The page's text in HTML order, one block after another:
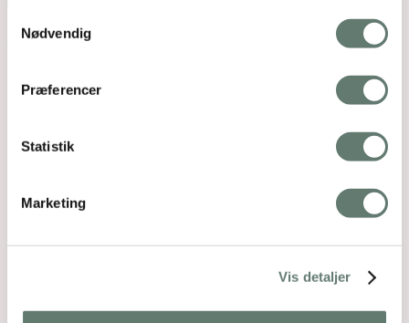
Nødvendig
Præferencer
Statistik
Marketing
Vis detaljer